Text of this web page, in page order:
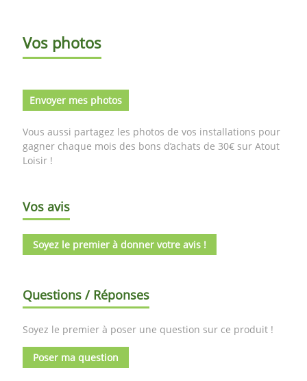
Vos photos
Envoyer mes photos
Vous aussi partagez les photos de vos installations pour
gagner chaque mois des bons d’achats de 30€ sur Atout
Loisir !
Vos avis
Soyez le premier à donner votre avis !
Questions / Réponses
Soyez le premier à poser une question sur ce produit !
Poser ma question